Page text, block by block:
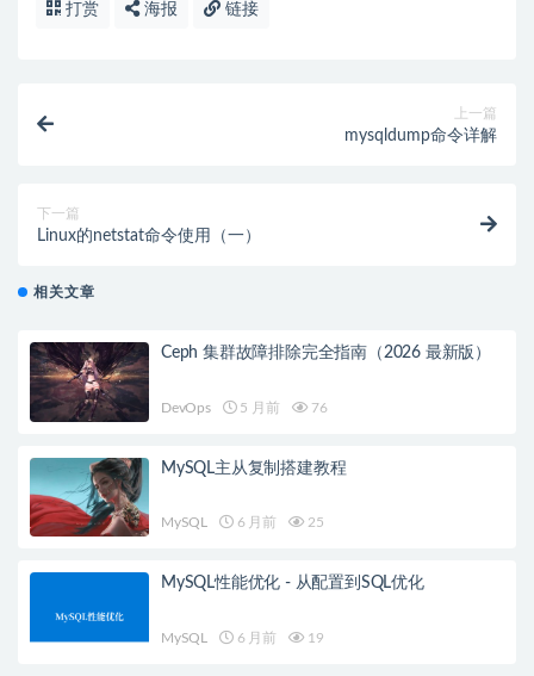
打赏 海报 链接
上一篇
mysqldump命令详解
下一篇
Linux的netstat命令使用（一）
相关文章
Ceph 集群故障排除完全指南（2026 最新版）
DevOps 5 月前 76
MySQL主从复制搭建教程
MySQL 6 月前 25
MySQL性能优化 - 从配置到SQL优化
MySQL 6 月前 19